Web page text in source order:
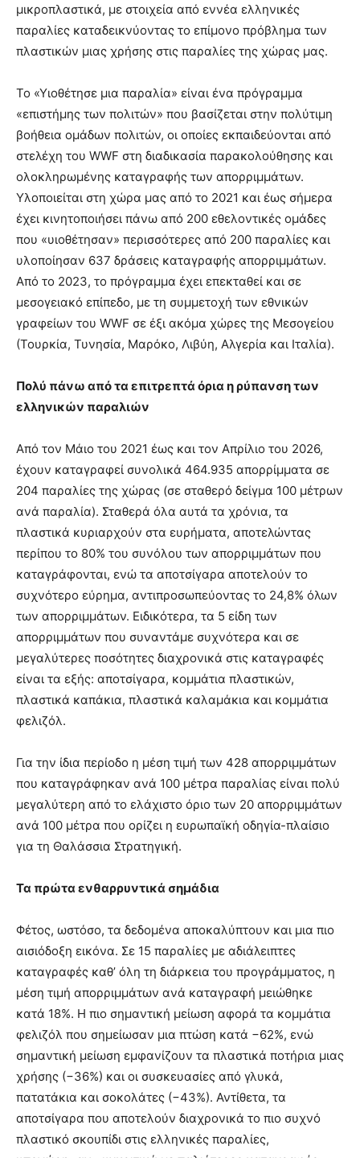
μικροπλαστικά, με στοιχεία από εννέα ελληνικές
παραλίες καταδεικνύοντας το επίμονο πρόβλημα των
πλαστικών μιας χρήσης στις παραλίες της χώρας μας.
Το «Υιοθέτησε μια παραλία» είναι ένα πρόγραμμα
«επιστήμης των πολιτών» που βασίζεται στην πολύτιμη
βοήθεια ομάδων πολιτών, οι οποίες εκπαιδεύονται από
στελέχη του WWF στη διαδικασία παρακολούθησης και
ολοκληρωμένης καταγραφής των απορριμμάτων.
Υλοποιείται στη χώρα μας από το 2021 και έως σήμερα
έχει κινητοποιήσει πάνω από 200 εθελοντικές ομάδες
που «υιοθέτησαν» περισσότερες από 200 παραλίες και
υλοποίησαν 637 δράσεις καταγραφής απορριμμάτων.
Από το 2023, το πρόγραμμα έχει επεκταθεί και σε
μεσογειακό επίπεδο, με τη συμμετοχή των εθνικών
γραφείων του WWF σε έξι ακόμα χώρες της Μεσογείου
(Τουρκία, Τυνησία, Μαρόκο, Λιβύη, Αλγερία και Ιταλία).
Πολύ πάνω από τα επιτρεπτά όρια η ρύπανση των
ελληνικών παραλιών
Από τον Μάιο του 2021 έως και τον Απρίλιο του 2026,
έχουν καταγραφεί συνολικά 464.935 απορρίμματα σε
204 παραλίες της χώρας (σε σταθερό δείγμα 100 μέτρων
ανά παραλία). Σταθερά όλα αυτά τα χρόνια, τα
πλαστικά κυριαρχούν στα ευρήματα, αποτελώντας
περίπου το 80% του συνόλου των απορριμμάτων που
καταγράφονται, ενώ τα αποτσίγαρα αποτελούν το
συχνότερο εύρημα, αντιπροσωπεύοντας το 24,8% όλων
των απορριμμάτων. Ειδικότερα, τα 5 είδη των
απορριμμάτων που συναντάμε συχνότερα και σε
μεγαλύτερες ποσότητες διαχρονικά στις καταγραφές
είναι τα εξής: αποτσίγαρα, κομμάτια πλαστικών,
πλαστικά καπάκια, πλαστικά καλαμάκια και κομμάτια
φελιζόλ.
Για την ίδια περίοδο η μέση τιμή των 428 απορριμμάτων
που καταγράφηκαν ανά 100 μέτρα παραλίας είναι πολύ
μεγαλύτερη από το ελάχιστο όριο των 20 απορριμμάτων
ανά 100 μέτρα που ορίζει η ευρωπαϊκή οδηγία-πλαίσιο
για τη Θαλάσσια Στρατηγική.
Τα πρώτα ενθαρρυντικά σημάδια
Φέτος, ωστόσο, τα δεδομένα αποκαλύπτουν και μια πιο
αισιόδοξη εικόνα. Σε 15 παραλίες με αδιάλειπτες
καταγραφές καθ’ όλη τη διάρκεια του προγράμματος, η
μέση τιμή απορριμμάτων ανά καταγραφή μειώθηκε
κατά 18%. Η πιο σημαντική μείωση αφορά τα κομμάτια
φελιζόλ που σημείωσαν μια πτώση κατά −62%, ενώ
σημαντική μείωση εμφανίζουν τα πλαστικά ποτήρια μιας
χρήσης (−36%) και οι συσκευασίες από γλυκά,
πατατάκια και σοκολάτες (−43%). Αντίθετα, τα
αποτσίγαρα που αποτελούν διαχρονικά το πιο συχνό
πλαστικό σκουπίδι στις ελληνικές παραλίες,